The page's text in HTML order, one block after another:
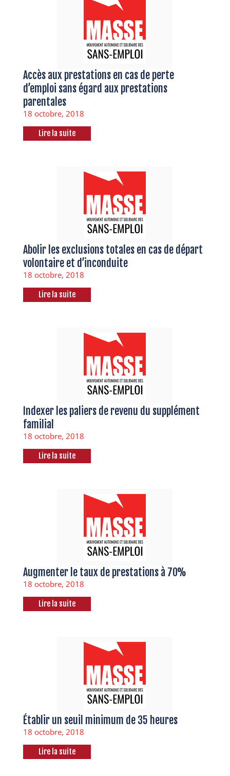
Accès aux prestations en cas de perte
d’emploi sans égard aux prestations
parentales
18 octobre, 2018
Lire la suite
Abolir les exclusions totales en cas de départ
volontaire et d’inconduite
18 octobre, 2018
Lire la suite
Indexer les paliers de revenu du supplément
familial
18 octobre, 2018
Lire la suite
Augmenter le taux de prestations à 70%
18 octobre, 2018
Lire la suite
Établir un seuil minimum de 35 heures
18 octobre, 2018
Lire la suite